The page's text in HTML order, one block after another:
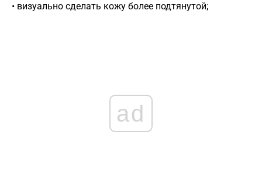
• визуально сделать кожу более подтянутой;
ad